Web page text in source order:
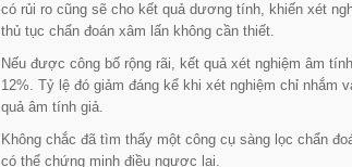
có rủi ro cũng sẽ cho kết quả dương tính, khiến xét
thủ tục chẩn đoán xâm lấn không cần thiết.
Nếu được công bố rộng rãi, kết quả xét nghiệm âm
12%. Tỷ lệ đó giảm đáng kể khi xét nghiệm chỉ nhắm
quả âm tính giả.
Không chắc đã tìm thấy một công cụ sàng lọc chẩn
có thể chứng minh điều ngược lại.